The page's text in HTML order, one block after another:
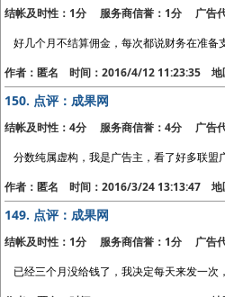
结帐及时性：1分 服务商信誉：1分 广告
好几个月不结算佣金，每次都说财务在准
作者：匿名 时间：2016/4/12 11:23:35 地
150. 点评：成果网
结帐及时性：4分 服务商信誉：4分 广告
分数纯属虚构，我是广告主，看了好多联
作者：匿名 时间：2016/3/24 13:13:47 地
149. 点评：成果网
结帐及时性：1分 服务商信誉：1分 广告
已经三个月没给钱了，我决定每天来发一次